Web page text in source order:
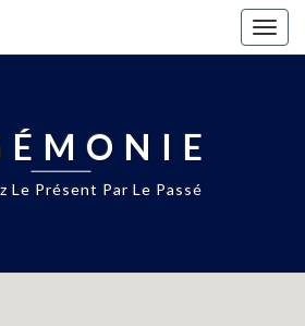
Le Présent Par Le Passé